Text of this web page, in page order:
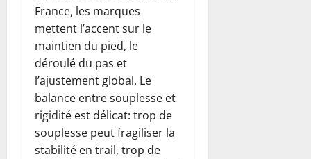
France, les marques
mettent l’accent sur le
maintien du pied, le
déroulé du pas et
l’ajustement global. Le
balance entre souplesse et
rigidité est délicat: trop de
souplesse peut fragiliser la
stabilité en trail, trop de